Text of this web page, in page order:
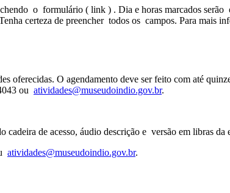
o formulário ( link ) . Dia e horas marcados
certeza de preencher todos os campos. Para mais
oferecidas. O agendamento deve ser feito com até
ou atividades@museudoindio.gov.br.
cadeira de acesso, áudio descrição e versão em libras
atividades@museudoindio.gov.br.